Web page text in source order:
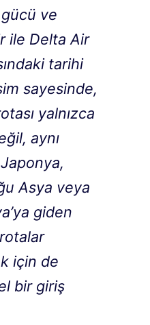
gücü ve
ile Delta Air
tarihi
sayesinde,
yalnızca
aynı
Asya veya
giden
için de
bir giriş